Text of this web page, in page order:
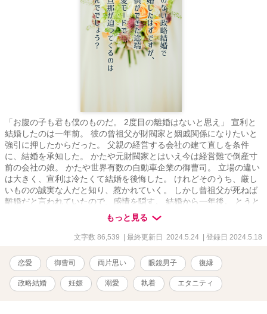
「お腹の子も君も僕のものだ。 2度目の離婚はないと思え」 宣利と
結婚したのは一年前。 彼の曾祖父が財閥家と姻戚関係になりたいと
強引に押したからだった。 父親の経営する会社の建て直しを条件
に、結婚を承知した。 かたや元財閥家とはいえ今は経営難で倒産寸
前の会社の娘。 かたや世界有数の自動車企業の御曹司。 立場の違い
は大きく、宣利は冷たくて結婚を後悔した。 けれどそのうち、厳し
いものの誠実な人だと知り、惹かれていく。 しかし曾祖父が死ねば
離婚だと言われていたので、感情を隠す。 結婚から一年後。 とうと
う曾祖父が亡くなる。 当然、宣利から離婚を切り出された。 未練は
あったが困らせるのは嫌で、承知する。 最後に抱きたいと言われ、
最初で最後、宣利に身体を預ける。 離婚後、妊娠に気づいた。 それ
が嘘みたいに、溺愛してくるのはなんでですか!? 羽島花琳 はじ
ま かりん 26歳 外食産業チェーン『エールダンジュ』グループご令
嬢 自身は普通に会社員をしている 明るく朗らか あまり物事には執着
しない 若干(?)天然 × 倉森宣利 くらもり たかとし 32歳 世界有数
もっと見る
文字数 86,539 | 最終更新日 2024.5.24 | 登録日 2024.5.18
恋愛 御曹司 両片思い 眼鏡男子 復縁
政略結婚 妊娠 溺愛 執着 エタニティ